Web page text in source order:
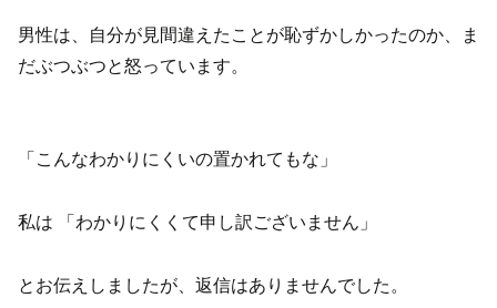
男性は、自分が見間違えたことが恥ずかしかったのか、ま
だぶつぶつと怒っています。
「こんなわかりにくいの置かれてもな」
私は 「わかりにくくて申し訳ございません」
とお伝えしましたが、返信はありませんでした。